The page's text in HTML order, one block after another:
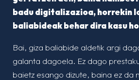
badu digitalizazioa, horrekin
baliabideak behar dira kasu
Bai, giza baliabide aldetik argi
galanta dagoela. Ez dago
baietz esango dizute, baina ez da